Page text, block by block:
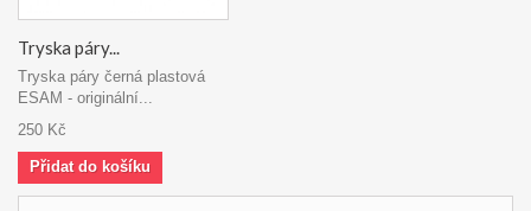
Tryska páry...
Tryska páry černá plastová
ESAM - originální...
250 Kč
Přidat do košíku